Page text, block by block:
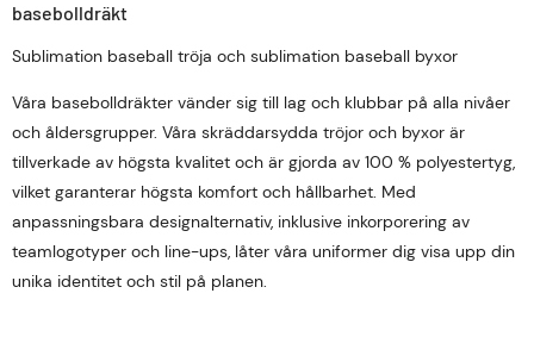
basebolldräkt
Sublimation baseball tröja och sublimation baseball byxor
Våra basebolldräkter vänder sig till lag och klubbar på alla nivåer
och åldersgrupper. Våra skräddarsydda tröjor och byxor är
tillverkade av högsta kvalitet och är gjorda av 100 % polyestertyg,
vilket garanterar högsta komfort och hållbarhet. Med
anpassningsbara designalternativ, inklusive inkorporering av
teamlogotyper och line-ups, låter våra uniformer dig visa upp din
unika identitet och stil på planen.